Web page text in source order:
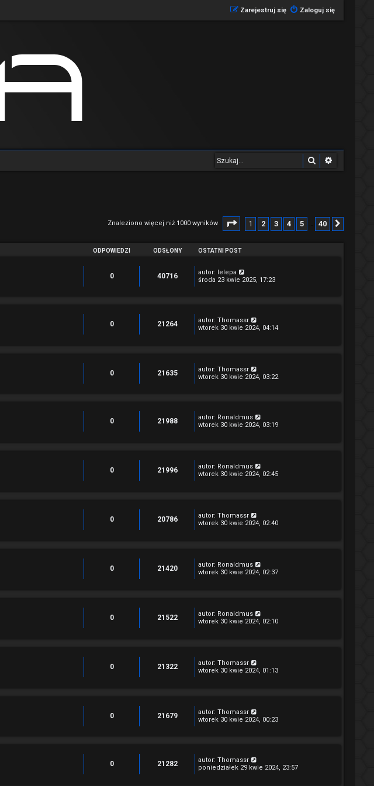
Zaloguj się
Zarejestruj się
Szukaj
Znaleziono więcej niż 1000 wyników Strona1 z40
1 2 3 4 5 40
ODPOWIEDZI ODSŁONY OSTATNI POST
0 40716 autor: lelepa
środa 23 kwie 2025, 17:23
0 21264 autor: Thomassr
wtorek 30 kwie 2024, 04:14
0 21635 autor: Thomassr
wtorek 30 kwie 2024, 03:22
0 21988 autor: Ronaldmus
wtorek 30 kwie 2024, 03:19
0 21996 autor: Ronaldmus
wtorek 30 kwie 2024, 02:45
0 20786 autor: Thomassr
wtorek 30 kwie 2024, 02:40
0 21420 autor: Ronaldmus
wtorek 30 kwie 2024, 02:37
0 21522 autor: Ronaldmus
wtorek 30 kwie 2024, 02:10
0 21322 autor: Thomassr
wtorek 30 kwie 2024, 01:13
0 21679 autor: Thomassr
wtorek 30 kwie 2024, 00:23
0 21282 autor: Thomassr
poniedziałek 29 kwie 2024, 23:57